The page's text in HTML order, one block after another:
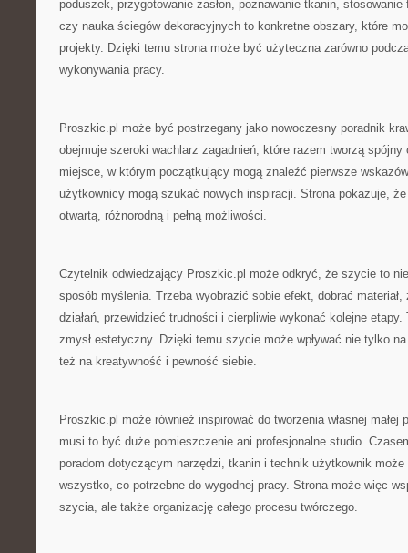
poduszek, przygotowanie zasłon, poznawanie tkanin,
czy nauka ściegów dekoracyjnych to konkretne obszary, które
projekty. Dzięki temu strona może być użyteczna zarówno
wykonywania pracy.
Proszkic.pl może być postrzegany jako nowoczesny poradnik
obejmuje szeroki wachlarz zagadnień, które razem tworzą
miejsce, w którym początkujący mogą znaleźć pierwsze
użytkownicy mogą szukać nowych inspiracji. Strona pokazuje,
otwartą, różnorodną i pełną możliwości.
Czytelnik odwiedzający Proszkic.pl może odkryć, że szycie to
sposób myślenia. Trzeba wyobrazić sobie efekt, dobrać materiał,
działań, przewidzieć trudności i cierpliwie wykonać kolejne
zmysł estetyczny. Dzięki temu szycie może wpływać nie tylko
też na kreatywność i pewność siebie.
Proszkic.pl może również inspirować do tworzenia własnej małej
musi to być duże pomieszczenie ani profesjonalne studio.
poradom dotyczącym narzędzi, tkanin i technik użytkownik może
wszystko, co potrzebne do wygodnej pracy. Strona może więc
szycia, ale także organizację całego procesu twórczego.